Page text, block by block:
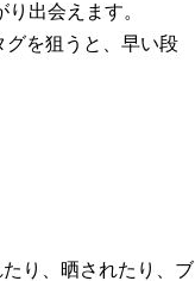
出会えます。
グを狙うと、早い段
り、晒されたり、ブ